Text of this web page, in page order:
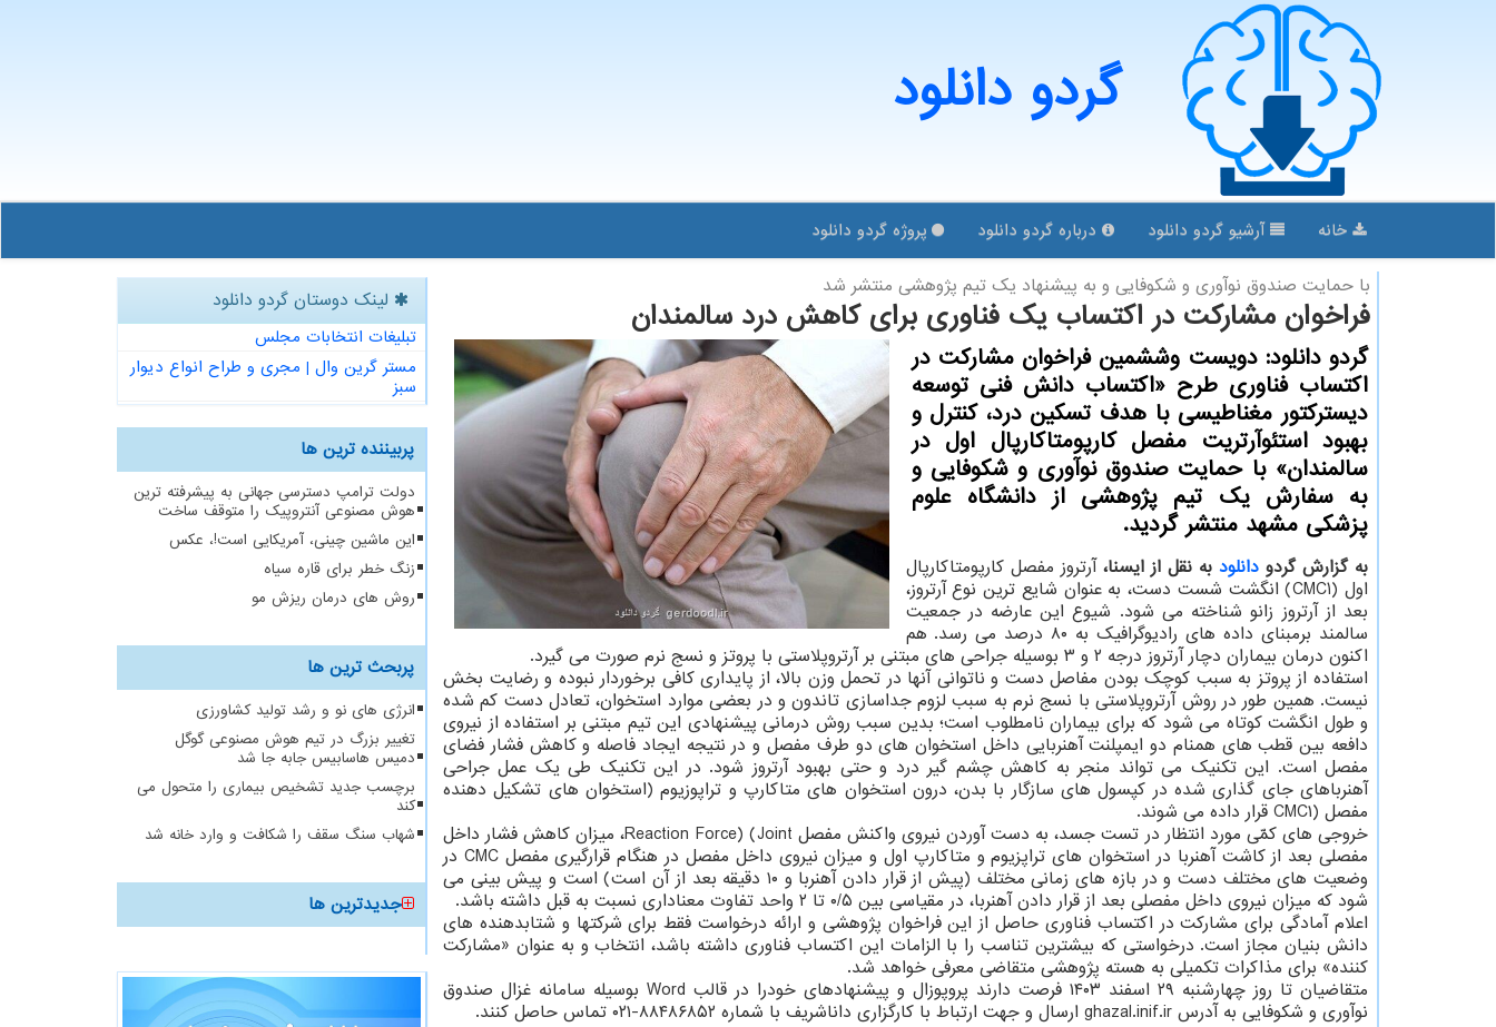
گردو دانلود
خانه آرشیو گردو دانلود درباره گردو دانلود پروژه گردو دانلود
با حمایت صندوق نوآوری و شكوفایی و به پیشنهاد یك تیم پژوهشی منتشر شد
فراخوان مشارکت در اکتساب یک فناوری برای کاهش درد سالمندان
گردو دانلود: دویست وششمین فراخوان مشارکت در
اکتساب فناوری طرح «اکتساب دانش فنی توسعه
دیسترکتور مغناطیسی با هدف تسکین درد، کنترل و
بهبود استئوآرتریت مفصل کارپومتاکارپال اول در
سالمندان» با حمایت صندوق نوآوری و شکوفایی و
به سفارش یک تیم پژوهشی از دانشگاه علوم
پزشکی مشهد منتشر گردید.
به گزارش گردودانلود به نقل از ایسنا،آرتروز مفصل کارپومتاکارپال
اول (CMC1) انگشت شست دست، به عنوان شایع ترین نوع آرتروز،
بعد از آرتروز زانو شناخته می شود. شیوع این عارضه در جمعیت
سالمند برمبنای داده های رادیوگرافیک به ۸۰ درصد می رسد. هم
اکنون درمان بیماران دچار آرتروز درجه ۲ و ۳ بوسیله جراحی های مبتنی بر آرتروپلاستی با پروتز و نسج نرم صورت می گیرد.
استفاده از پروتز به سبب کوچک بودن مفاصل دست و ناتوانی آنها در تحمل وزن بالا، از پایداری کافی برخوردار نبوده و رضایت بخش
نیست. همین طور در روش آرتروپلاستی با نسج نرم به سبب لزوم جداسازی تاندون و در بعضی موارد استخوان، تعادل دست کم شده
و طول انگشت کوتاه می شود که برای بیماران نامطلوب است؛ بدین سبب روش درمانی پیشنهادی این تیم مبتنی بر استفاده از نیروی
دافعه بین قطب های همنام دو ایمپلنت آهنربایی داخل استخوان های دو طرف مفصل و در نتیجه ایجاد فاصله و کاهش فشار فضای
مفصل است. این تکنیک می تواند منجر به کاهش چشم گیر درد و حتی بهبود آرتروز شود. در این تکنیک طی یک عمل جراحی
آهنرباهای جای گذاری شده در کپسول های سازگار با بدن، درون استخوان های متاکارپ و تراپوزیوم (استخوان های تشکیل دهنده
مفصل (CMC۱ قرار داده می شوند.
خروجی های کمّی مورد انتظار در تست جسد، به دست آوردن نیروی واکنش مفصل Reaction Force) (Joint، میزان کاهش فشار داخل
مفصلی بعد از کاشت آهنربا در استخوان های تراپزیوم و متاکارپ اول و میزان نیروی داخل مفصل در هنگام قرارگیری مفصل CMC در
وضعیت های مختلف دست و در بازه های زمانی مختلف (پیش از قرار دادن آهنربا و ۱۰ دقیقه بعد از آن است) است و پیش بینی می
شود که میزان نیروی داخل مفصلی بعد از قرار دادن آهنربا، در مقیاسی بین ۰/۵ تا ۲ واحد تفاوت معناداری نسبت به قبل داشته باشد.
اعلام آمادگی برای مشارکت در اکتساب فناوری حاصل از این فراخوان پژوهشی و ارائه درخواست فقط برای شرکتها و شتابدهنده های
دانش بنیان مجاز است. درخواستی که بیشترین تناسب را با الزامات این اکتساب فناوری داشته باشد، انتخاب و به عنوان «مشارکت
کننده» برای مذاکرات تکمیلی به هسته پژوهشی متقاضی معرفی خواهد شد.
متقاضیان تا روز چهارشنبه ۲۹ اسفند ۱۴۰۳ فرصت دارند پروپوزال و پیشنهادهای خودرا در قالب Word بوسیله سامانه غزال صندوق
نوآوری و شکوفایی به آدرس ghazal.inif.ir ارسال و جهت ارتباط با کارگزاری داناشریف با شماره ۸۸۴۸۶۸۵۲-۰۲۱ تماس حاصل کنند.
لینک دوستان گردو دانلود
تبلیغات انتخابات مجلس
مستر گرین وال | مجری و طراح انواع دیوار
سبز
پربیننده ترین ها
دولت ترامپ دسترسی جهانی به پیشرفته ترین
هوش مصنوعی آنتروپیک را متوقف ساخت
این ماشین چینی، آمریکایی است!، عکس
زنگ خطر برای قاره سیاه
روش های درمان ریزش مو
پربحث ترین ها
انرژی های نو و رشد تولید کشاورزی
تغییر بزرگ در تیم هوش مصنوعی گوگل
دمیس هاسابیس جابه جا شد
برچسب جدید تشخیص بیماری را متحول می
کند
شهاب سنگ سقف را شکافت و وارد خانه شد
جدیدترین ها